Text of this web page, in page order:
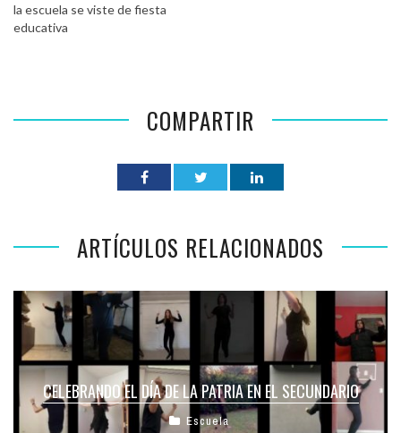
la escuela se viste de fiesta
educativa
COMPARTIR
ARTÍCULOS RELACIONADOS
CELEBRANDO EL DÍA DE LA PATRIA EN EL SECUNDARIO
Escuela